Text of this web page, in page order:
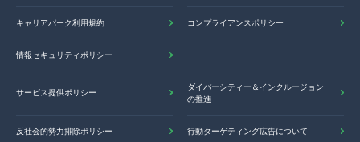
キャリアパーク利用規約 コンプライアンスポリシー
情報セキュリティポリシー
サービス提供ポリシー
ダイバーシティー＆インクルージョン
の推進
反社会的勢力排除ポリシー 行動ターゲティング広告について